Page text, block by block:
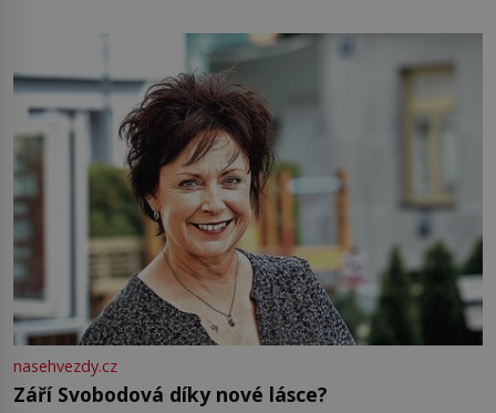
Jsme spolu moc rádi Tehdy byla jiná doba, když
nasehvezdy.cz
Září Svobodová díky nové lásce?